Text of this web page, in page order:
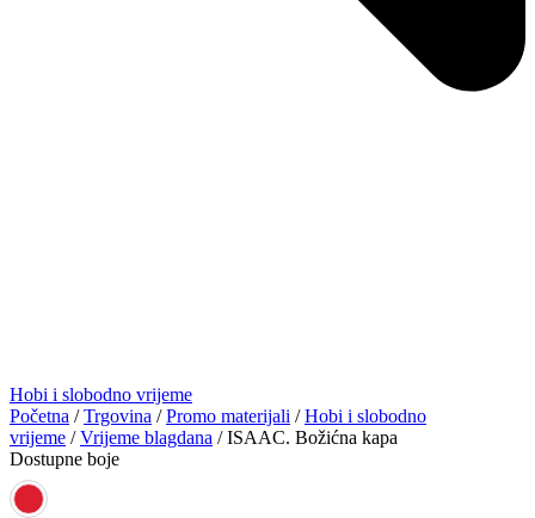
Hobi i slobodno vrijeme
Početna /Trgovina /Promo materijali /Hobi i slobodno
vrijeme /Vrijeme blagdana / ISAAC. Božićna kapa
Dostupne boje